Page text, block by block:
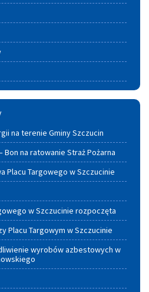
na terenie Gminy Szczucin
Bon na ratowanie Straż Pożarna
Placu Targowego w Szczucinie
w Szczucinie rozpoczęta
Placu Targowym w Szczucinie
wyrobów azbestowych w